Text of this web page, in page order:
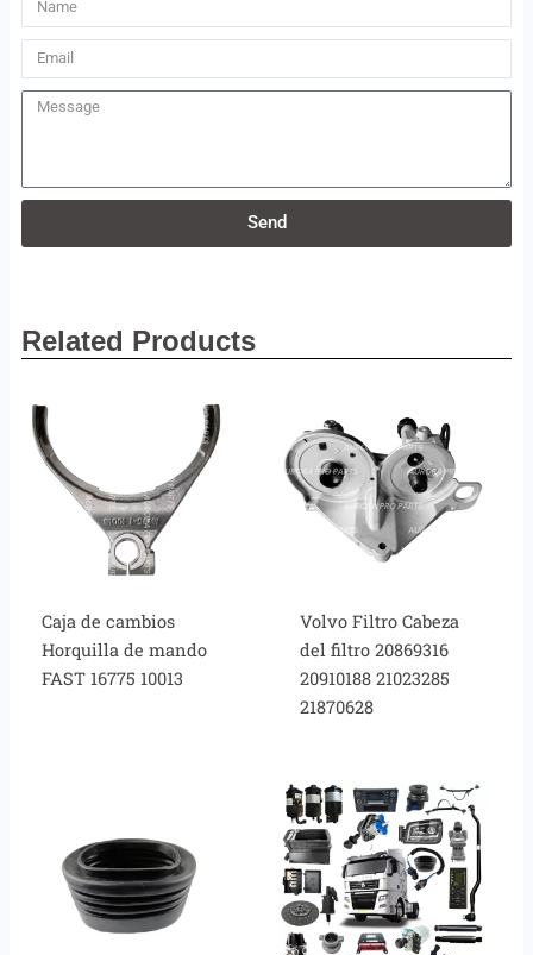
Email
Message
Send
Related Products
Caja de cambios
Horquilla de mando
FAST 16775 10013
Volvo Filtro Cabeza
del filtro 20869316
20910188 21023285
21870628